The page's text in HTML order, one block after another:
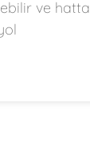
ve hatta